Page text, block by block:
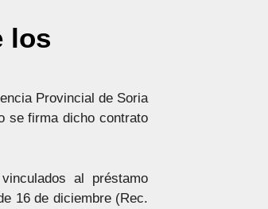
los
Provincial de Soria
se firma dicho contrato
al préstamo
16 de diciembre (Rec.